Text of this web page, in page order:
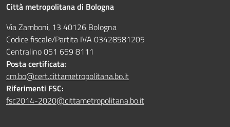
Città metropolitana di Bologna
Via Zamboni, 13 40126 Bologna
Codice fiscale/Partita IVA 03428581205
Centralino 051 659 8111
Posta certificata:
cm.bo@cert.cittametropolitana.bo.it
Riferimenti FSC:
fsc2014-2020@cittametropolitana.bo.it